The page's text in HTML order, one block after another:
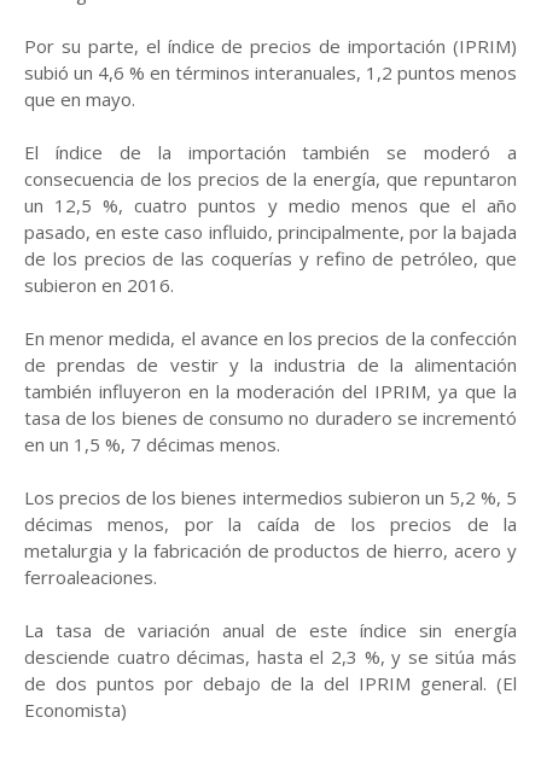
Por su parte, el índice de precios de importación (IPRIM)
subió un 4,6 % en términos interanuales, 1,2 puntos menos
que en mayo.
El índice de la importación también se moderó a
consecuencia de los precios de la energía, que repuntaron
un 12,5 %, cuatro puntos y medio menos que el año
pasado, en este caso influido, principalmente, por la bajada
de los precios de las coquerías y refino de petróleo, que
subieron en 2016.
En menor medida, el avance en los precios de la confección
de prendas de vestir y la industria de la alimentación
también influyeron en la moderación del IPRIM, ya que la
tasa de los bienes de consumo no duradero se incrementó
en un 1,5 %, 7 décimas menos.
Los precios de los bienes intermedios subieron un 5,2 %, 5
décimas menos, por la caída de los precios de la
metalurgia y la fabricación de productos de hierro, acero y
ferroaleaciones.
La tasa de variación anual de este índice sin energía
desciende cuatro décimas, hasta el 2,3 %, y se sitúa más
de dos puntos por debajo de la del IPRIM general. (El
Economista)